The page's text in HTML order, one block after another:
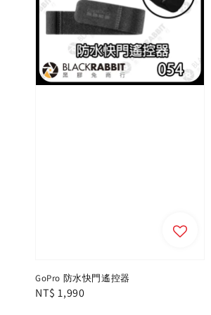
GoPro 防水快門遙控器
Regular
NT$ 1,990